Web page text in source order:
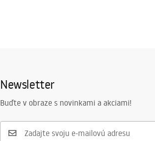
Newsletter
Buďte v obraze s novinkami a akciami!